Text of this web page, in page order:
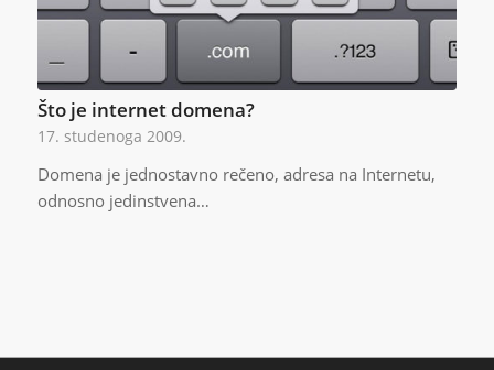
Što je internet domena?
17. studenoga 2009.
Domena je jednostavno rečeno, adresa na Internetu,
odnosno jedinstvena…